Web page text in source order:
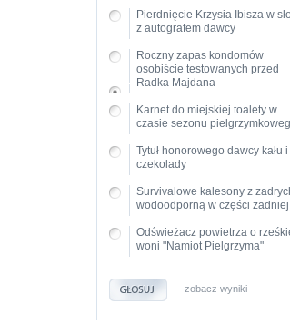
Pierdnięcie Krzysia Ibisza w
z autografem dawcy
Roczny zapas kondomów
osobiście testowanych przed
Radka Majdana
Karnet do miejskiej toalety w
czasie sezonu
Tytuł honorowego dawcy kału
czekolady
Survivalowe kalesony z
wodoodporną w części zadniej
Odświeżacz powietrza o
woni "Namiot Pielgrzyma"
zobacz wyniki